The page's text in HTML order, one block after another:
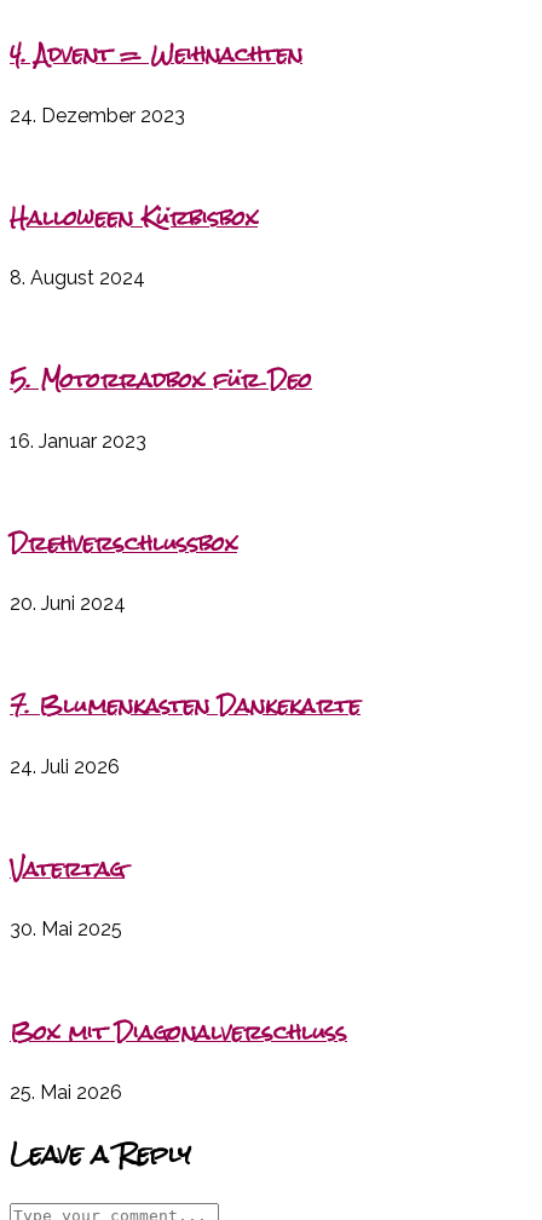
4. Advent = Weihnachten
24. Dezember 2023
Halloween Kürbisbox
8. August 2024
5. Motorradbox für Deo
16. Januar 2023
Drehverschlussbox
20. Juni 2024
7. Blumenkasten Dankekarte
24. Juli 2026
Vatertag
30. Mai 2025
Box mit Diagonalverschluss
25. Mai 2026
Leave a Reply